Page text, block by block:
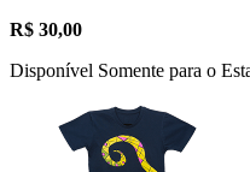
R$ 30,00
Disponível Somente para o